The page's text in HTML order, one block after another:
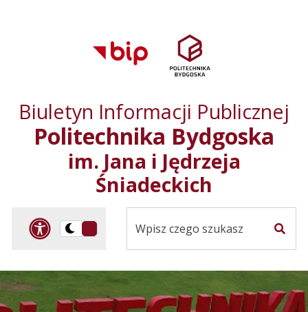
głównego menu
serwisu
Biuletyn Informacji Publicznej
Politechnika Bydgoska
im. Jana i Jędrzeja
Śniadeckich
Panel dostosowania
Przelącz
kontrastowa